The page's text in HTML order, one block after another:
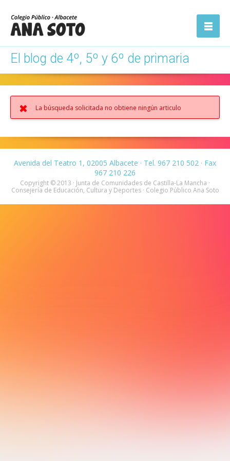
navegación
El blog de 4º, 5º y 6º de primaria
La búsqueda solicitada no obtiene ningún articulo
Avenida del Teatro 1, 02005 Albacete · Tel. 967 210 502 · Fax
967 210 226
Copyright © 2013 · Junta de Comunidades de Castilla-La Mancha ·
Consejería de Educación, Cultura y Deportes · Colegio Público Ana Soto